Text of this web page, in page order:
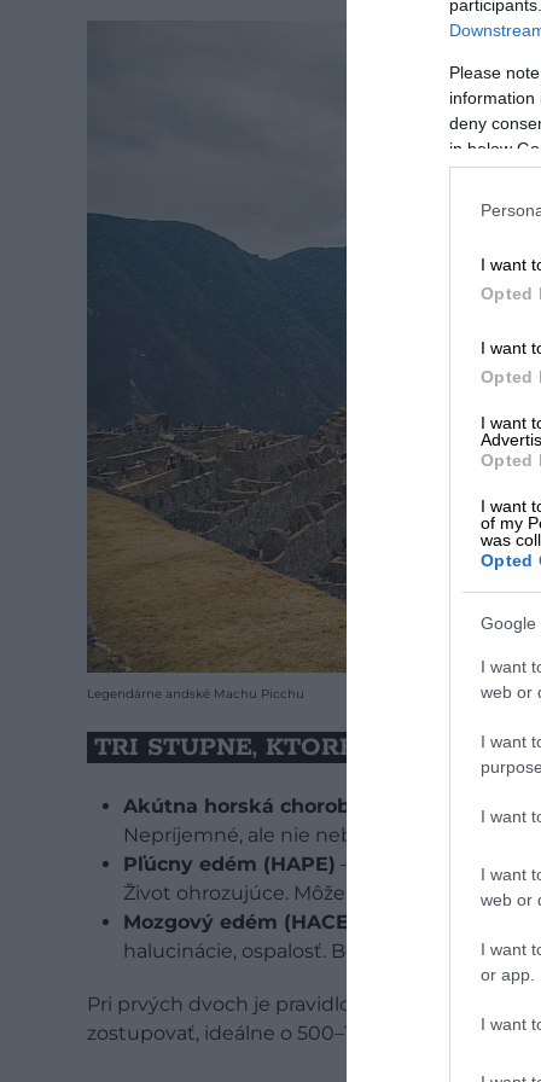
Please
information
deny
in below
I want
Opted
I want
Opted
I want
Opted
I want
of my
was
Opted
Google
I want
web or
I want
I want
I want
web or
I want
or app.
I want
Legendárne andské Machu Picchu
TRI STUPNE, KTORÉ TREBA
Akútna horská choroba (AMS)
— bolesť
Nepríjemné, ale nie nebezpečné. Objavuje
Pľúcny edém (HAPE) — kašeľ, dýchavica
Život ohrozujúce. Môže zabiť do 12 hodín.
Mozgový edém (HACE)
halucinácie, ospalosť. Bez okamžitého
Pri prvých dvoch je pravidlo brutálne
zostupovať, ideálne o 500–1 000 m nižšie.